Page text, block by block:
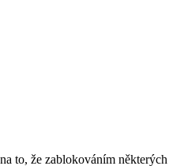
to, že zablokováním